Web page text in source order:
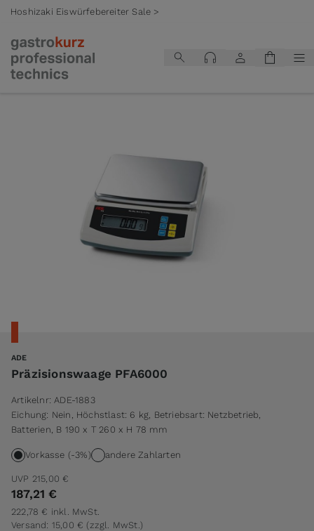
Hoshizaki Eiswürfebereiter Sale >
ADE
Präzisionswaage PFA6000
Artikelnr: ADE-1883
Eichung: Nein, Höchstlast: 6 kg, Betriebsart: Netzbetrieb,
Batterien, B 190 x T 260 x H 78 mm
Vorkasse (-3%) andere Zahlarten
UVP 215,00 €
187,21 €
222,78 € inkl. MwSt.
Versand: 15,00 € (zzgl. MwSt.)